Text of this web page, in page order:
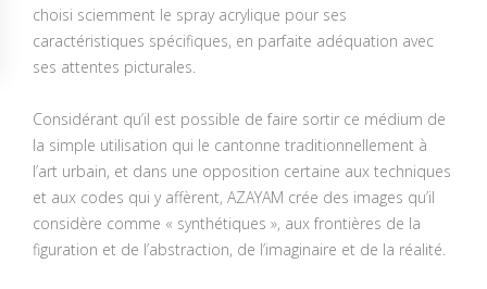
choisi sciemment le spray acrylique pour ses
caractéristiques spécifiques, en parfaite adéquation avec
ses attentes picturales.
Considérant qu’il est possible de faire sortir ce médium de
la simple utilisation qui le cantonne traditionnellement à
l’art urbain, et dans une opposition certaine aux techniques
et aux codes qui y affèrent, AZAYAM crée des images qu’il
considère comme « synthétiques », aux frontières de la
figuration et de l’abstraction, de l’imaginaire et de la réalité.